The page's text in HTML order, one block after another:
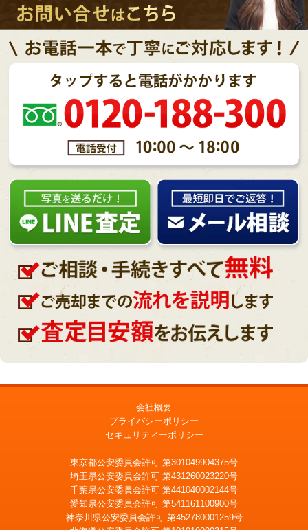
会社概要
プライバシーポリシー
セキュリティーポリシー
東京都公安委員会許可 第301049904375号
埼玉県公安委員会許可 第431260023220号
千葉県公安委員会許可 第441040002144号
愛知県公安委員会許可 第541161100900号
神奈川県公安委員会許可 第452780001259号